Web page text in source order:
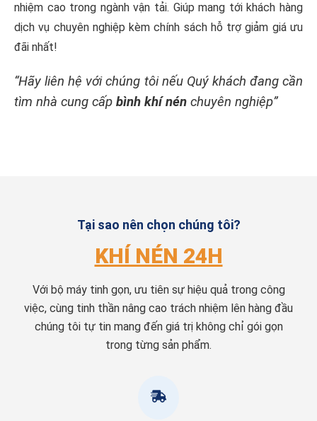
nhiệm cao trong ngành vận tải. Giúp mang tới khách hàng
dịch vụ chuyên nghiệp kèm chính sách hỗ trợ giảm giá ưu
đãi nhất!
“Hãy liên hệ với chúng tôi nếu Quý khách đang cần
tìm nhà cung cấp bình khí nén chuyên nghiệp”
Tại sao nên chọn chúng tôi?
KHÍ NÉN 24H
Với bộ máy tinh gọn, ưu tiên sự hiệu quả trong công
việc, cùng tinh thần nâng cao trách nhiệm lên hàng đầu
chúng tôi tự tin mang đến giá trị không chỉ gói gọn
trong từng sản phẩm.